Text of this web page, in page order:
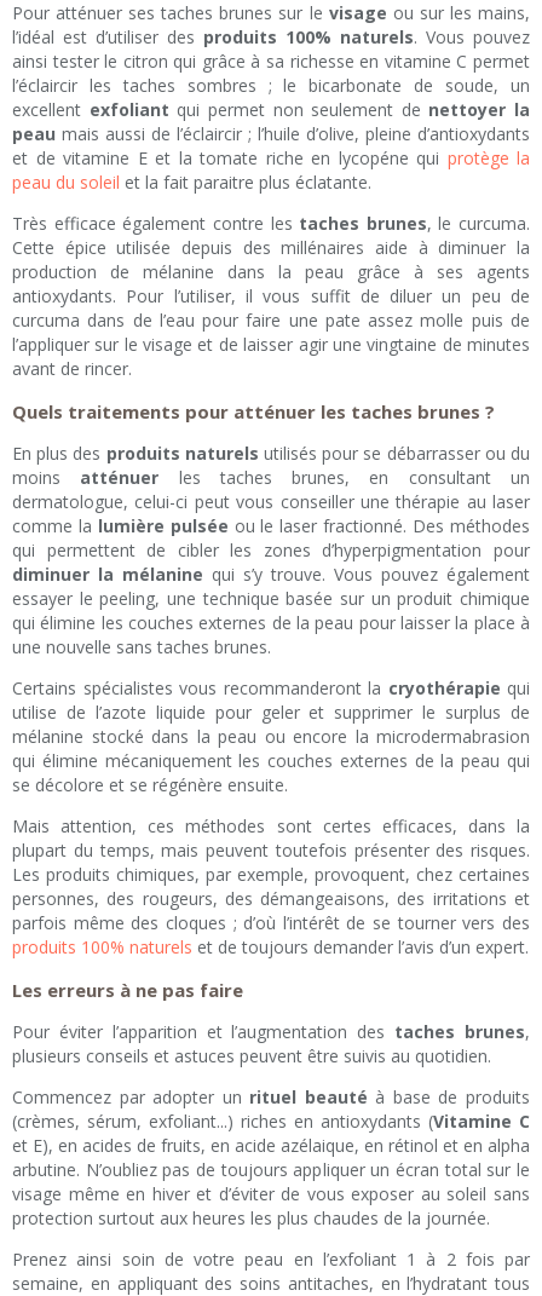
Pour atténuer ses taches brunes sur le visage ou sur les mains,
l’idéal est d’utiliser des produits 100% naturels. Vous pouvez
ainsi tester le citron qui grâce à sa richesse en vitamine C permet
l’éclaircir les taches sombres ; le bicarbonate de soude, un
excellent exfoliant qui permet non seulement de nettoyer la
peau mais aussi de l’éclaircir ; l’huile d’olive, pleine d’antioxydants
et de vitamine E et la tomate riche en lycopéne qui protège la
peau du soleil et la fait paraitre plus éclatante.
Très efficace également contre les taches brunes, le curcuma.
Cette épice utilisée depuis des millénaires aide à diminuer la
production de mélanine dans la peau grâce à ses agents
antioxydants. Pour l’utiliser, il vous suffit de diluer un peu de
curcuma dans de l’eau pour faire une pate assez molle puis de
l’appliquer sur le visage et de laisser agir une vingtaine de minutes
avant de rincer.
Quels traitements pour atténuer les taches brunes ?
En plus des produits naturels utilisés pour se débarrasser ou du
moins atténuer les taches brunes, en consultant un
dermatologue, celui-ci peut vous conseiller une thérapie au laser
comme la lumière pulsée ou le laser fractionné. Des méthodes
qui permettent de cibler les zones d’hyperpigmentation pour
diminuer la mélanine qui s’y trouve. Vous pouvez également
essayer le peeling, une technique basée sur un produit chimique
qui élimine les couches externes de la peau pour laisser la place à
une nouvelle sans taches brunes.
Certains spécialistes vous recommanderont la cryothérapie qui
utilise de l’azote liquide pour geler et supprimer le surplus de
mélanine stocké dans la peau ou encore la microdermabrasion
qui élimine mécaniquement les couches externes de la peau qui
se décolore et se régénère ensuite.
Mais attention, ces méthodes sont certes efficaces, dans la
plupart du temps, mais peuvent toutefois présenter des risques.
Les produits chimiques, par exemple, provoquent, chez certaines
personnes, des rougeurs, des démangeaisons, des irritations et
parfois même des cloques ; d’où l’intérêt de se tourner vers des
produits 100% naturels et de toujours demander l’avis d’un expert.
Les erreurs à ne pas faire
Pour éviter l’apparition et l’augmentation des taches brunes,
plusieurs conseils et astuces peuvent être suivis au quotidien.
Commencez par adopter un rituel beauté à base de produits
(crèmes, sérum, exfoliant...) riches en antioxydants (Vitamine C
et E), en acides de fruits, en acide azélaique, en rétinol et en alpha
arbutine. N’oubliez pas de toujours appliquer un écran total sur le
visage même en hiver et d’éviter de vous exposer au soleil sans
protection surtout aux heures les plus chaudes de la journée.
Prenez ainsi soin de votre peau en l’exfoliant 1 à 2 fois par
semaine, en appliquant des soins antitaches, en l’hydratant tous